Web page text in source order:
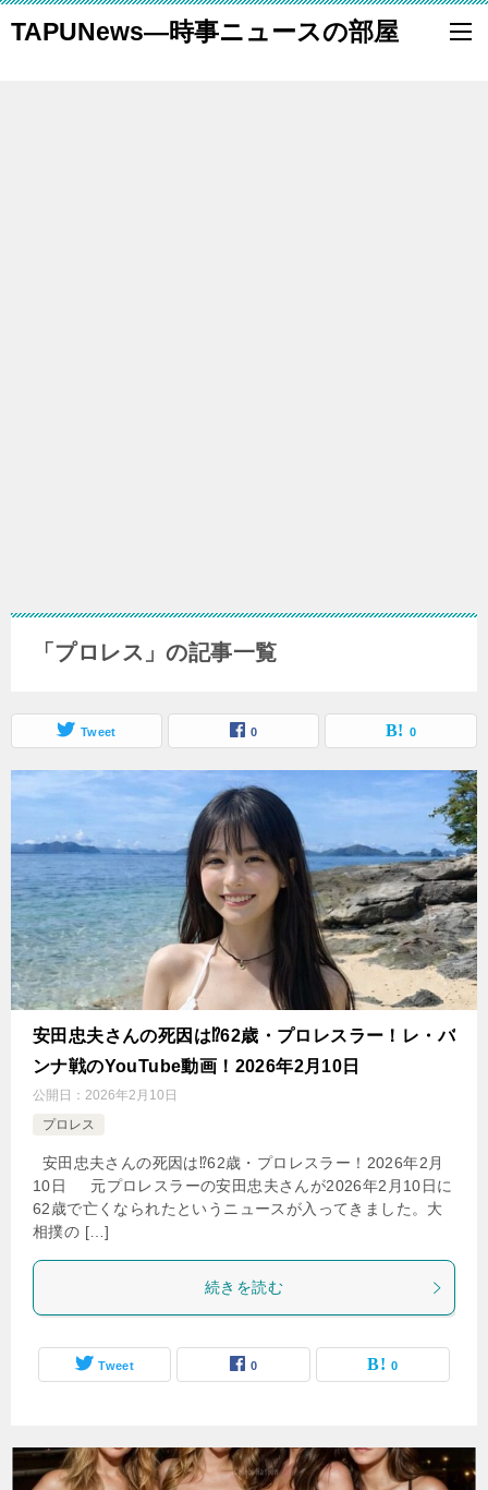
TAPUNews―時事ニュースの部屋
「プロレス」の記事一覧
Tweet 0 0
安田忠夫さんの死因は⁉62歳・プロレスラー！レ・バ
ンナ戦のYouTube動画！2026年2月10日
公開日： 2026年2月10日
プロレス
安田忠夫さんの死因は⁉62歳・プロレスラー！2026年2月
10日 元プロレスラーの安田忠夫さんが2026年2月10日に
62歳で亡くなられたというニュースが入ってきました。大
相撲の […]
続きを読む
Tweet 0 0